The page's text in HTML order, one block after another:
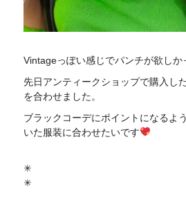
Vintageっぽい感じでパンチが欲しか
先日アンティークショップで購入し
を合わせました。
ブラックコーデにポイントになるよ
いた服装に合わせたいです
✳︎
✳︎